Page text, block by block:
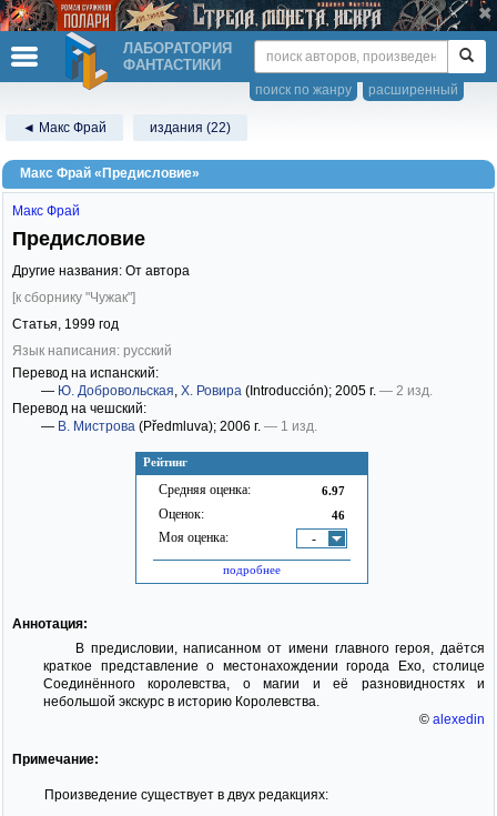
ЛАБОРАТОРИЯ
ФАНТАСТИКИ
расширенный
поиск по жанру
◄ Макс Фрай издания (22)
Макс Фрай «Предисловие»
Рейтинг
Средняя оценка: 6.97
Оценок: 46
Моя оценка: -
подробнее
Макс Фрай
Предисловие
Другие названия: От автора
[к сборнику "Чужак"]
Статья, 1999 год
Язык написания: русский
Перевод на испанский:
— Ю. Добровольская, Х. Ровира (Introducción); 2005 г. — 2 изд.
Перевод на чешский:
— В. Мистрова (Předmluva); 2006 г. — 1 изд.
Аннотация:
В предисловии, написанном от имени главного героя, даётся
краткое представление о местонахождении города Ехо, столице
Соединённого королевства, о магии и её разновидностях и
небольшой экскурс в историю Королевства.
© alexedin
Примечание:
Произведение существует в двух редакциях: